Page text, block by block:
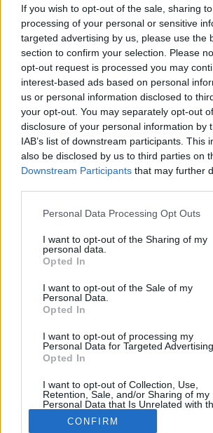
If you wish to opt-out of the sale, sharing
processing of your personal or sensitive
targeted advertising by us, please use the
section to confirm your selection. Please
opt-out request is processed you may
interest-based ads based on personal
us or personal information disclosed to
your opt-out. You may separately opt-out
disclosure of your personal information by
IAB’s list of downstream participants. This
also be disclosed by us to third parties on
Downstream Participants that may further
Please note that this website/app uses one
not limited to your visit or usage behaviour.
grant or deny consent to Google and its
use your data for below specified purposes
consent section.
Personal Data Processing Opt Outs
I want to opt-out of the Sharing of my
personal data.
Opted In
I want to opt-out of the Sale of my
Personal Data.
Opted In
I want to opt-out of processing my
Personal Data for Targeted
Opted In
I want to opt-out of Collection, Use,
Retention, Sale, and/or Sharing of my
Personal Data that Is Unrelated with
Purposes for which it was collected.
Opted Out
CONFIRM
kezelteti